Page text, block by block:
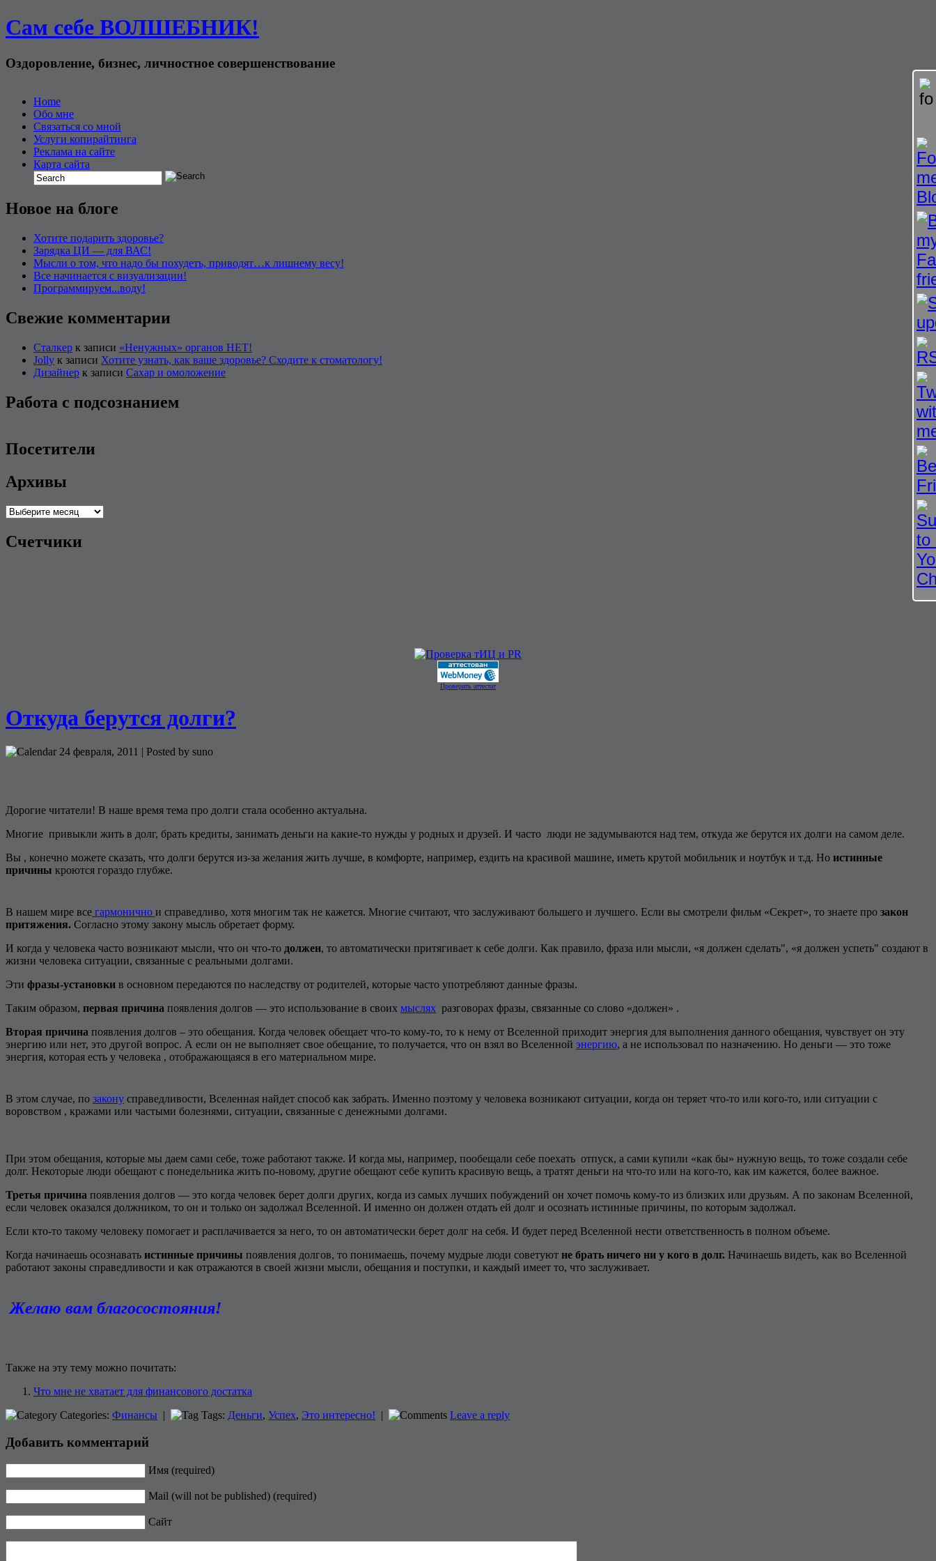
Сам себе ВОЛШЕБНИК!
Оздоровление, бизнес, личностное совершенствование
Home
Обо мне
Связаться со мной
Услуги копирайтинга
Реклама на сайте
Карта сайта
Новое на блоге
Хотите подарить здоровье?
Зарядка ЦИ — для ВАС!
Мысли о том, что надо бы похудеть, приводят…к лишнему весу!
Все начинается с визуализации!
Программируем...воду!
Свежие комментарии
Сталкер к записи «Ненужных» органов НЕТ!
Jolly к записи Хотите узнать, как ваше здоровье? Сходите к стоматологу!
Дизайнер к записи Сахар и омоложение
Работа с подсознанием
Посетители
Архивы
Архивы
Счетчики
Проверить аттестат
Откуда берутся долги?
24 февраля, 2011 | Posted by suno
Дорогие читатели! В наше время тема про долги стала особенно актуальна.
Многие привыкли жить в долг, брать кредиты, занимать деньги на какие-то нужды у родных и друзей. И часто люди не задумываются над тем, откуда же берутся их долги на самом деле.
Вы , конечно можете сказать, что долги берутся из-за желания жить лучше, в комфорте, например, ездить на красивой машине, иметь крутой мобильник и ноутбук и т.д. Но истинные
причины кроются гораздо глубже.
В нашем мире все гармонично и справедливо, хотя многим так не кажется. Многие считают, что заслуживают большего и лучшего. Если вы смотрели фильм «Секрет», то знаете про закон
притяжения. Согласно этому закону мысль обретает форму.
И когда у человека часто возникают мысли, что он что-то должен, то автоматически притягивает к себе долги. Как правило, фраза или мысли, «я должен сделать", «я должен успеть" создают в
жизни человека ситуации, связанные с реальными долгами.
Эти фразы-установки в основном передаются по наследству от родителей, которые часто употребляют данные фразы.
Таким образом, первая причина появления долгов — это использование в своих мыслях разговорах фразы, связанные со слово «должен» .
Вторая причина появления долгов – это обещания. Когда человек обещает что-то кому-то, то к нему от Вселенной приходит энергия для выполнения данного обещания, чувствует он эту
энергию или нет, это другой вопрос. А если он не выполняет свое обещание, то получается, что он взял во Вселенной энергию, а не использовал по назначению. Но деньги — это тоже
энергия, которая есть у человека , отображающаяся в его материальном мире.
В этом случае, по закону справедливости, Вселенная найдет способ как забрать. Именно поэтому у человека возникают ситуации, когда он теряет что-то или кого-то, или ситуации с
воровством , кражами или частыми болезнями, ситуации, связанные с денежными долгами.
При этом обещания, которые мы даем сами себе, тоже работают также. И когда мы, например, пообещали себе поехать отпуск, а сами купили «как бы» нужную вещь, то тоже создали себе
долг. Некоторые люди обещают с понедельника жить по-новому, другие обещают себе купить красивую вещь, а тратят деньги на что-то или на кого-то, как им кажется, более важное.
Третья причина появления долгов — это когда человек берет долги других, когда из самых лучших побуждений он хочет помочь кому-то из близких или друзьям. А по законам Вселенной,
если человек оказался должником, то он и только он задолжал Вселенной. И именно он должен отдать ей долг и осознать истинные причины, по которым задолжал.
Если кто-то такому человеку помогает и расплачивается за него, то он автоматически берет долг на себя. И будет перед Вселенной нести ответственность в полном объеме.
Когда начинаешь осознавать истинные причины появления долгов, то понимаешь, почему мудрые люди советуют не брать ничего ни у кого в долг. Начинаешь видеть, как во Вселенной
работают законы справедливости и как отражаются в своей жизни мысли, обещания и поступки, и каждый имеет то, что заслуживает.
Желаю вам благосостояния!
Также на эту тему можно почитать:
Что мне не хватает для финансового достатка
Categories: Финансы | Tags: Деньги, Успех, Это интересно! | Leave a reply
Добавить комментарий
Имя (required)
Mail (will not be published) (required)
Сайт